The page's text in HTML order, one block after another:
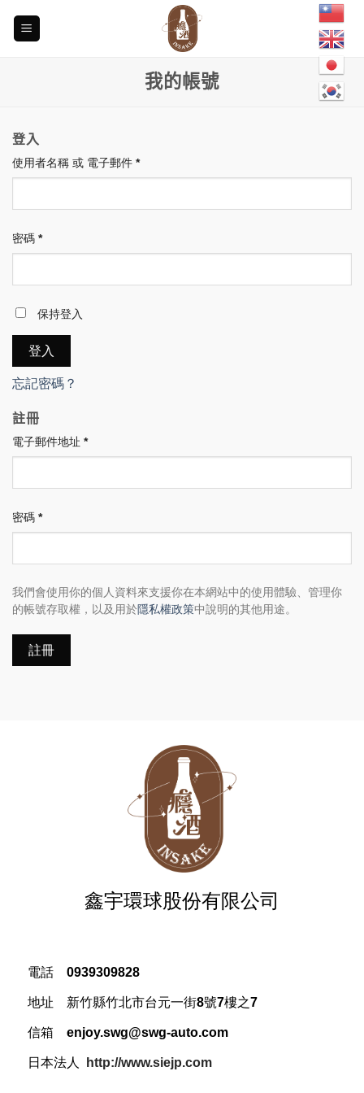
我的帳號
登入
使用者名稱 或 電子郵件 *必
填
密碼 *必
填
保持登入
登入
忘記密碼？
註冊
電子郵件地址 *必
填
密碼 *必
填
我們會使用你的個人資料來支援你在本網站中的使用體驗、管理你
的帳號存取權，以及用於隱私權政策中說明的其他用途。
註冊
鑫宇環球股份有限公司
電話 0939309828
地址 新竹縣竹北市台元一街8號7樓之7
信箱 enjoy.swg@swg-auto.com
日本法人 http://www.siejp.com